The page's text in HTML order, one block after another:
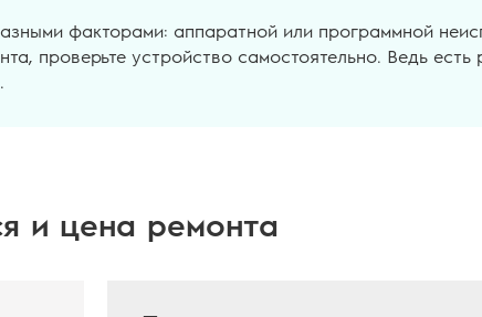
факторами: аппаратной или программной
проверьте устройство самостоятельно. Ведь есть
и цена ремонта